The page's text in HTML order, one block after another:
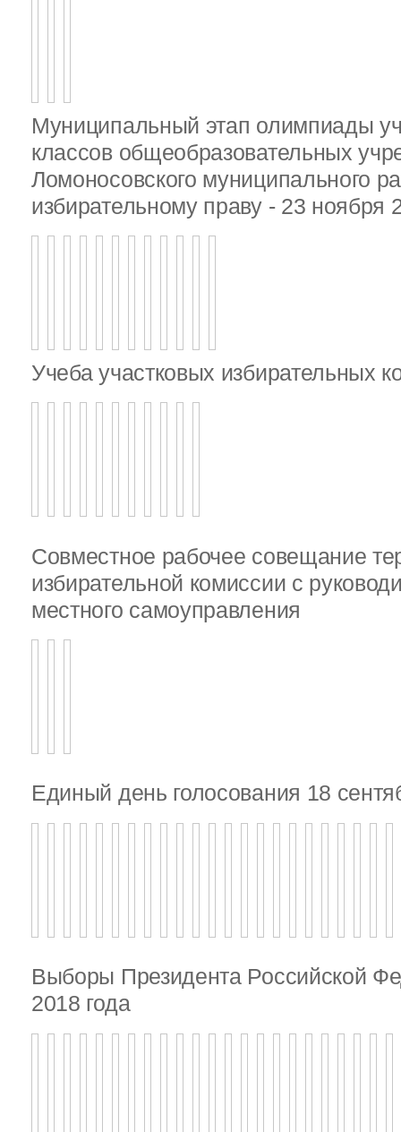
Муниципальный этап олимпиады
классов общеобразовательных
Ломоносовского муниципального
избирательному праву - 23 ноября
Учеба участковых избирательных
Совместное рабочее совещание
избирательной комиссии с
местного самоуправления
Единый день голосования 18
Выборы Президента Российской
2018 года